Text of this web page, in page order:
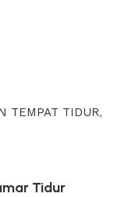
TEMPAT TIDUR,
Tidur